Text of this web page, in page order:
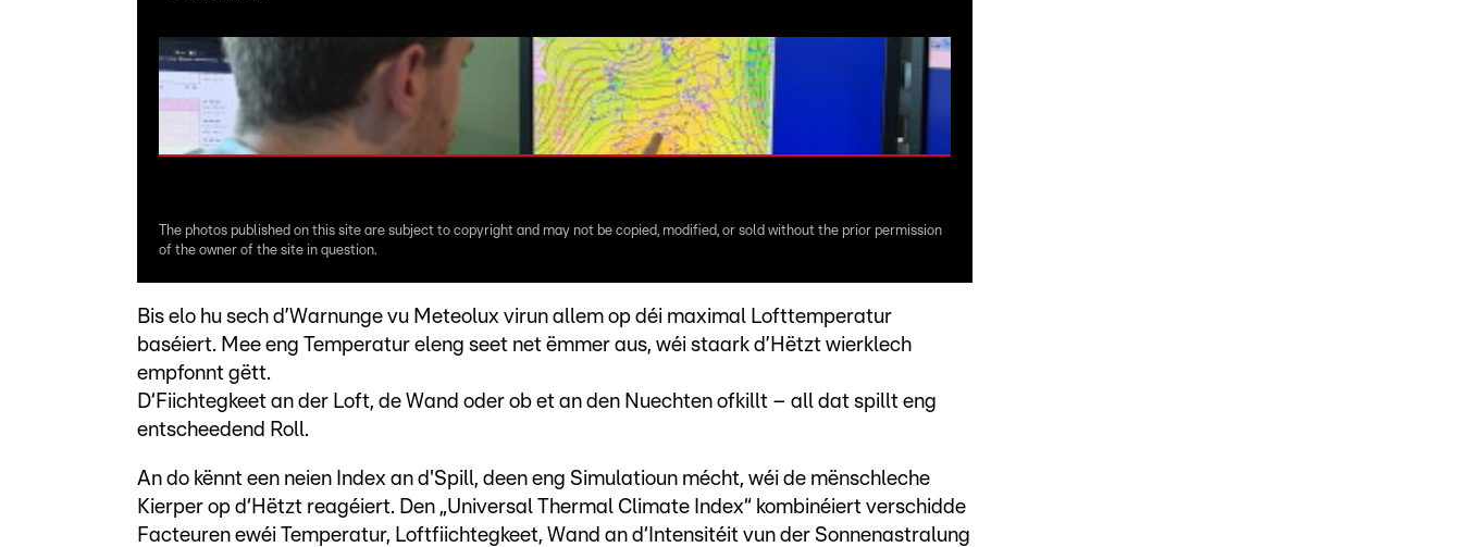
The photos published on this site are subject to copyright and may not be copied, modified, or sold without the prior permission
of the owner of the site in question.
Bis elo hu sech d’Warnunge vu Meteolux virun allem op déi maximal Lofttemperatur
baséiert. Mee eng Temperatur eleng seet net ëmmer aus, wéi staark d’Hëtzt wierklech
empfonnt gëtt.
D‘Fiichtegkeet an der Loft, de Wand oder ob et an den Nuechten ofkillt – all dat spillt eng
entscheedend Roll.
An do kënnt een neien Index an d'Spill, deen eng Simulatioun mécht, wéi de mënschleche
Kierper op d‘Hëtzt reagéiert. Den „Universal Thermal Climate Index“ kombinéiert verschidde
Facteuren ewéi Temperatur, Loftfiichtegkeet, Wand an d‘Intensitéit vun der Sonnenastralung